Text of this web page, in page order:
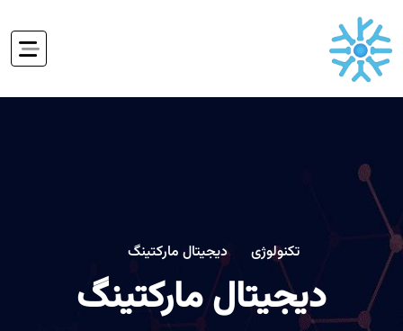
تکنولوژی دیجیتال مارکتینگ
دیجیتال مارکتینگ